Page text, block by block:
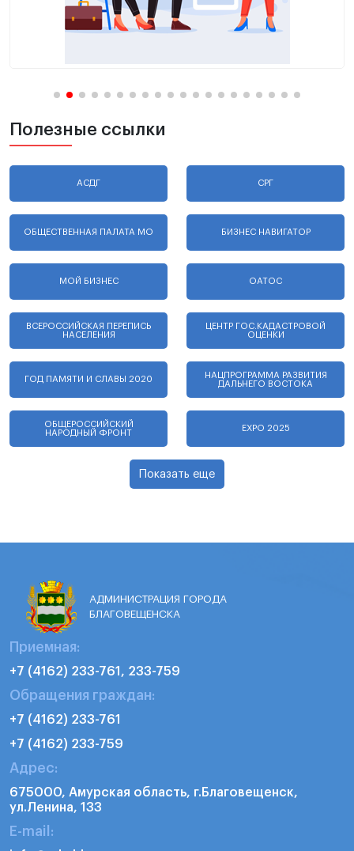
Полезные ссылки
АСДГ СРГ
ОБЩЕСТВЕННАЯ ПАЛАТА МО БИЗНЕС НАВИГАТОР
МОЙ БИЗНЕС ОАТОС
ВСЕРОССИЙСКАЯ ПЕРЕПИСЬ
НАСЕЛЕНИЯ
ЦЕНТР ГОС.КАДАСТРОВОЙ
ОЦЕНКИ
ГОД ПАМЯТИ И СЛАВЫ 2020
НАЦПРОГРАММА РАЗВИТИЯ
ДАЛЬНЕГО ВОСТОКА
ОБЩЕРОССИЙСКИЙ
НАРОДНЫЙ ФРОНТ
EXPO 2025
Показать еще
АДМИНИСТРАЦИЯ ГОРОДА
БЛАГОВЕЩЕНСКА
Приемная:
+7 (4162) 233-761, 233-759
Обращения граждан:
+7 (4162) 233-761
+7 (4162) 233-759
Адрес:
675000, Амурская область, г.Благовещенск,
ул.Ленина, 133
E-mail: